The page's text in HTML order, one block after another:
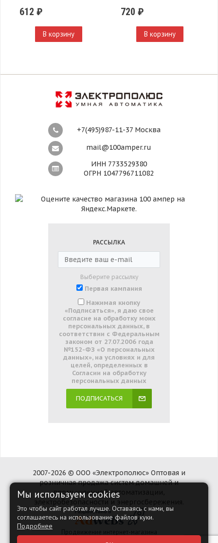
612 ₽
В корзину
720 ₽
В корзину
+7(495)987-11-37 Москва
mail@100amper.ru
ИНН 7733529380
ОГРН 1047796711082
РАССЫЛКА
Выберите рассылку
Первая кампания
Нажимая кнопку
«Подписаться», я даю свое
согласие на обработку моих
персональных данных, в
соответствии с Федеральным
законом от 27.07.2006 года
№152-ФЗ «О персональных
данных», на условиях и для
целей, определенных в
Согласии на обработку
персональных данных
ПОДПИСАТЬСЯ
2007-2026 © ООО «Электрополюс» Оптовая и
розничная продажа систем домашней и
промышленной автоматизации,
электробезопасности и энергосбережения.
Мы используем cookies
Это чтобы сайт работал лучше. Оставаясь с нами, вы
соглашаетесь на использование файлов куки.
Подробнее